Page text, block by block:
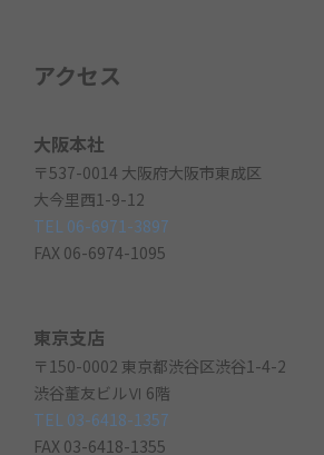
アクセス
大阪本社
〒537-0014 大阪府大阪市東成区
大今里西1-9-12
TEL 06-6971-3897
FAX 06-6974-1095
東京支店
〒150-0002 東京都渋谷区渋谷1-4-2
渋谷董友ビルⅥ 6階
TEL 03-6418-1357
FAX 03-6418-1355